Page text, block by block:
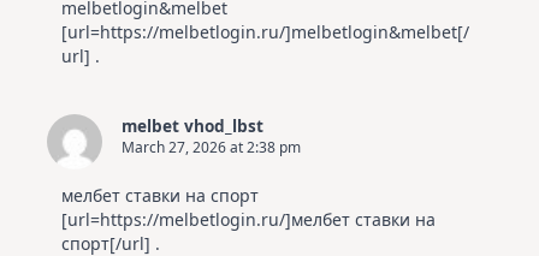
melbetlogin&melbet
[url=https://melbetlogin.ru/]melbetlogin&melbet[/
url] .
melbet vhod_lbst
March 27, 2026 at 2:38 pm
мелбет ставки на спорт
[url=https://melbetlogin.ru/]мелбет ставки на
спорт[/url] .